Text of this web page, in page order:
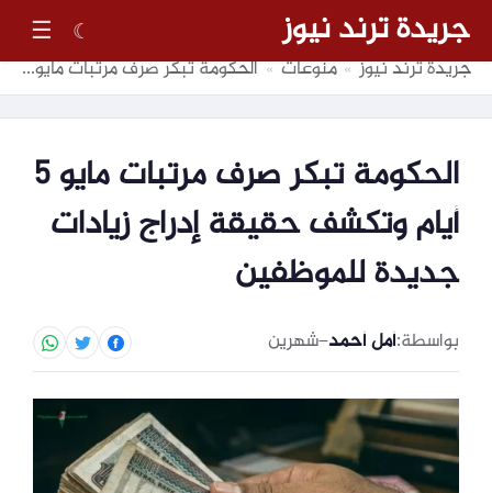
جريدة ترند نيوز ☾
☰
جريدة ترند نيوز » منوعات » الحكومة تبكر صرف مرتبات مايو 5 أيام وتكشف حقيقة إدراج زيادات جديدة للموظفين
الحكومة تبكر صرف مرتبات مايو 5
أيام وتكشف حقيقة إدراج زيادات
جديدة للموظفين
بواسطة:أمل أحمد–شهرين